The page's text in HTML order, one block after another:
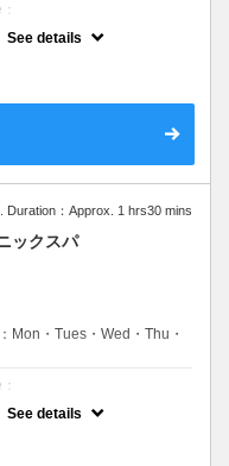
のみのクーポンです★
ャンプーブロー込●ロング料
ます●選べるシャンプー付き●
See details
Duration：Approx. 1 hrs30 mins
ックスパ
Mon・Tues・Wed・Thu・
のみのクーポンです★
See details